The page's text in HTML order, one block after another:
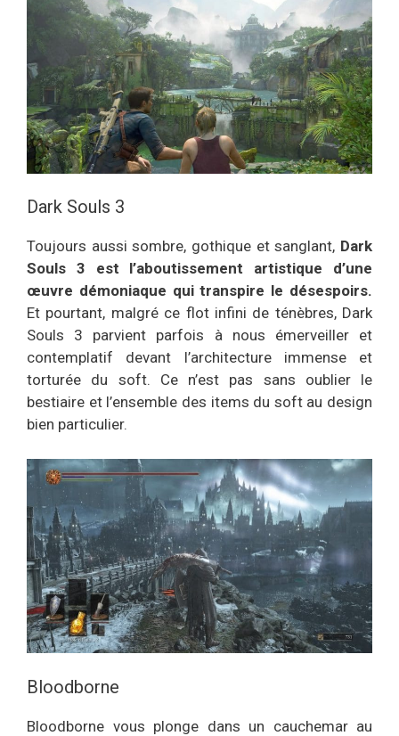
Dark Souls 3
Toujours aussi sombre, gothique et sanglant, Dark
Souls 3 est l’aboutissement artistique d’une
œuvre démoniaque qui transpire le désespoirs.
Et pourtant, malgré ce flot infini de ténèbres, Dark
Souls 3 parvient parfois à nous émerveiller et
contemplatif devant l’architecture immense et
torturée du soft. Ce n’est pas sans oublier le
bestiaire et l’ensemble des items du soft au design
bien particulier.
Bloodborne
Bloodborne vous plonge dans un cauchemar au